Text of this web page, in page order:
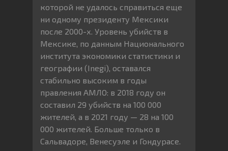
которой не удалось справиться еще
ни одному президенту Мексики
после 2000-х. Уровень убийств в
Мексике, по данным Национального
института экономики статистики и
географии (Inegi), оставался
стабильно высоким в годы
правления АМЛО: в 2018 году он
составил 29 убийств на 100 000
жителей, а в 2021 году — 28 на 100
000 жителей. Больше только в
Сальвадоре, Венесуэле и Гондурасе.